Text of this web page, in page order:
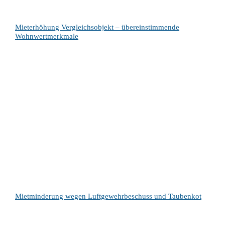
Mieterhöhung Vergleichsobjekt – übereinstimmende
Wohnwertmerkmale
Mietminderung wegen Luftgewehrbeschuss und Taubenkot